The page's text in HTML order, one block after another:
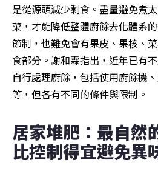
是從源頭減少剩食。盡量避免煮
菜，才能降低整體廚餘去化體系
節制，也難免會有果皮、果核、
食部分。謝和霖指出，近年已有
自行處理廚餘，包括使用廚餘機
等，但各有不同的條件與限制。
居家堆肥：最自然
比控制得宜避免異